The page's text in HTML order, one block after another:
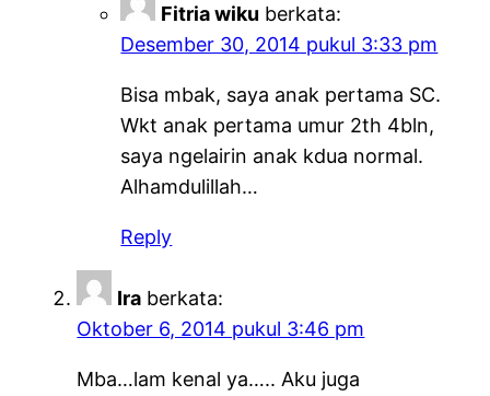
Fitria wiku berkata:
Desember 30, 2014 pukul 3:33 pm
Bisa mbak, saya anak pertama SC.
Wkt anak pertama umur 2th 4bln,
saya ngelairin anak kdua normal.
Alhamdulillah…
Reply
Ira berkata:
Oktober 6, 2014 pukul 3:46 pm
Mba…lam kenal ya….. Aku juga